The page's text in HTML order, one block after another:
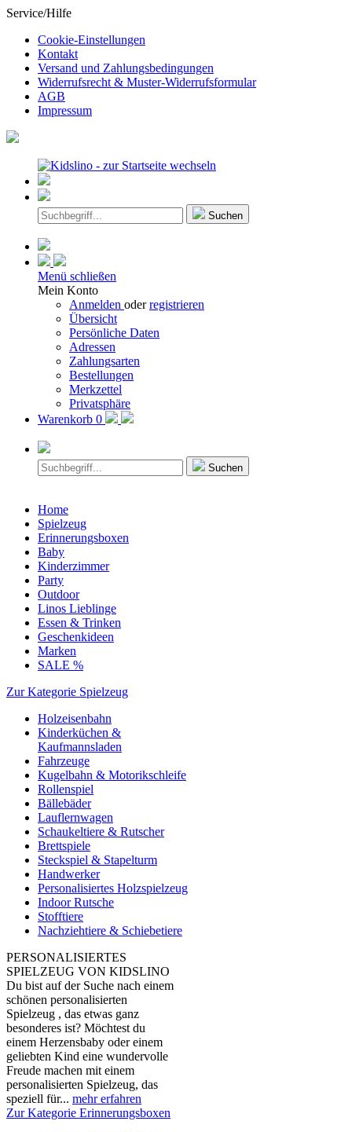
Service/Hilfe
Cookie-Einstellungen
Kontakt
Versand und Zahlungsbedingungen
Widerrufsrecht & Muster-Widerrufsformular
AGB
Impressum
Suchen
Menü schließen
Mein Konto
Anmelden oderregistrieren
Übersicht
Persönliche Daten
Adressen
Zahlungsarten
Bestellungen
Merkzettel
Privatsphäre
Warenkorb 0
Suchen
Home
Spielzeug
Erinnerungsboxen
Baby
Kinderzimmer
Party
Outdoor
Linos Lieblinge
Essen & Trinken
Geschenkideen
Marken
SALE %
Zur Kategorie Spielzeug
Holzeisenbahn
Kinderküchen &
Kaufmannsladen
Fahrzeuge
Kugelbahn & Motorikschleife
Rollenspiel
Bällebäder
Lauflernwagen
Schaukeltiere & Rutscher
Brettspiele
Steckspiel & Stapelturm
Handwerker
Personalisiertes Holzspielzeug
Indoor Rutsche
Stofftiere
Nachziehtiere & Schiebetiere
PERSONALISIERTES
SPIELZEUG VON KIDSLINO
Du bist auf der Suche nach einem
schönen personalisierten
Spielzeug , das etwas ganz
besonderes ist? Möchtest du
einem Herzensbaby oder einem
geliebten Kind eine wundervolle
Freude machen mit einem
personalisierten Spielzeug, das
speziell für... mehr erfahren
Zur Kategorie Erinnerungsboxen